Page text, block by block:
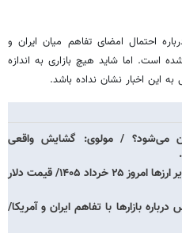
احتمال امضای تفاهم میان ایران و
است. اما شاید هیچ بازاری به اندازه
این اخبار نشان نداده باشد.
می‌شود؟ / مولوی: گشایش واقعی
قیمت جدید دلار، یورو و سایر ارزها امروز ۲۵ خرداد ۱۴۰۵/ قیمت دلار
بازارها با تفاهم ایران و آمریکا/